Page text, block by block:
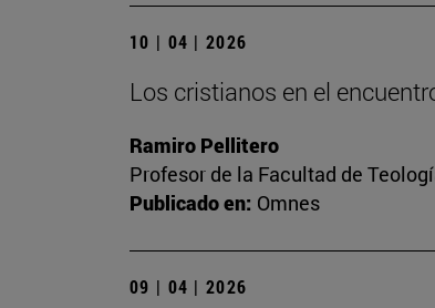
10 | 04 | 2026
Los cristianos en el
Ramiro Pellitero
Profesor de la Facultad de
Publicado en: Omnes
09 | 04 | 2026